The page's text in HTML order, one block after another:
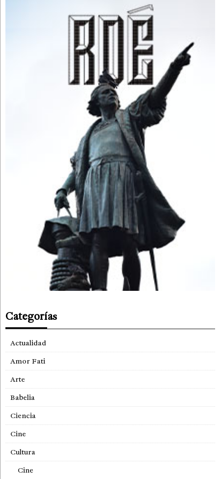
Categorías
Actualidad
Amor Fati
Arte
Babelia
Ciencia
Cine
Cultura
Cine